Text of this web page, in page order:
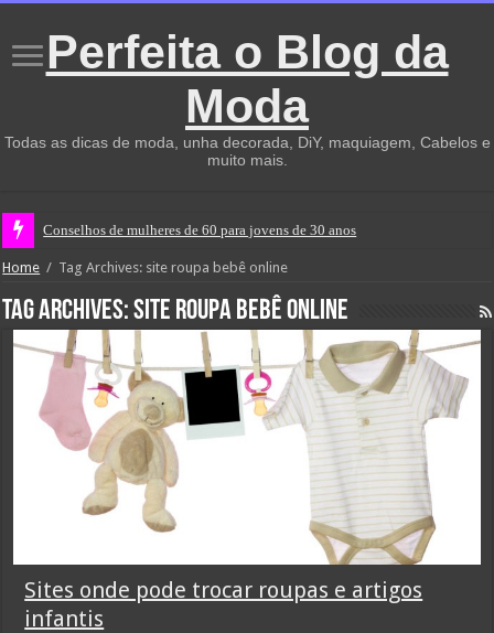
Perfeita o Blog da
Moda
Todas as dicas de moda, unha decorada, DiY, maquiagem, Cabelos e
muito mais.
Conselhos de mulheres de 60 para jovens de 30 anos
Home / Tag Archives: site roupa bebê online
Tag Archives:site roupa bebê online
Sites onde pode trocar roupas e artigos
infantis